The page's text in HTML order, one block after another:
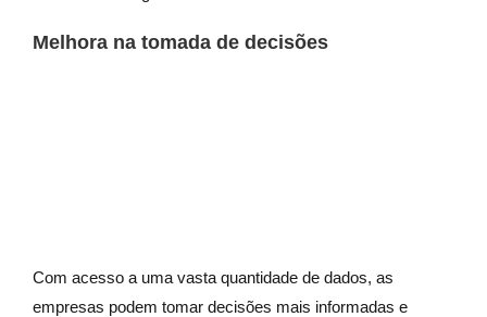
Melhora na tomada de decisões
Com acesso a uma vasta quantidade de dados, as
empresas podem tomar decisões mais informadas e